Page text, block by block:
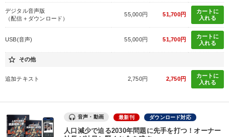
デジタル音声版
（配信＋ダウンロード）
55,000円 51,700円
カートに
入れる
USB(音声) 55,000円 51,700円
カートに
入れる
star_border その他
追加テキスト 2,750円 2,750円
カートに
入れる
音声・動画 最新刊 ダウンロード対応
人口減少で迫る2030年問題に先手を打つ！オーナー